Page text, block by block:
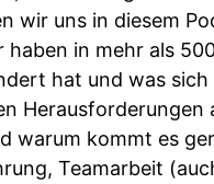
wir uns in diesem
in mehr als
hat und was
Herausforderungen
warum kommt es
Teamarbeit